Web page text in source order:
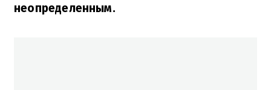
неопределенным.